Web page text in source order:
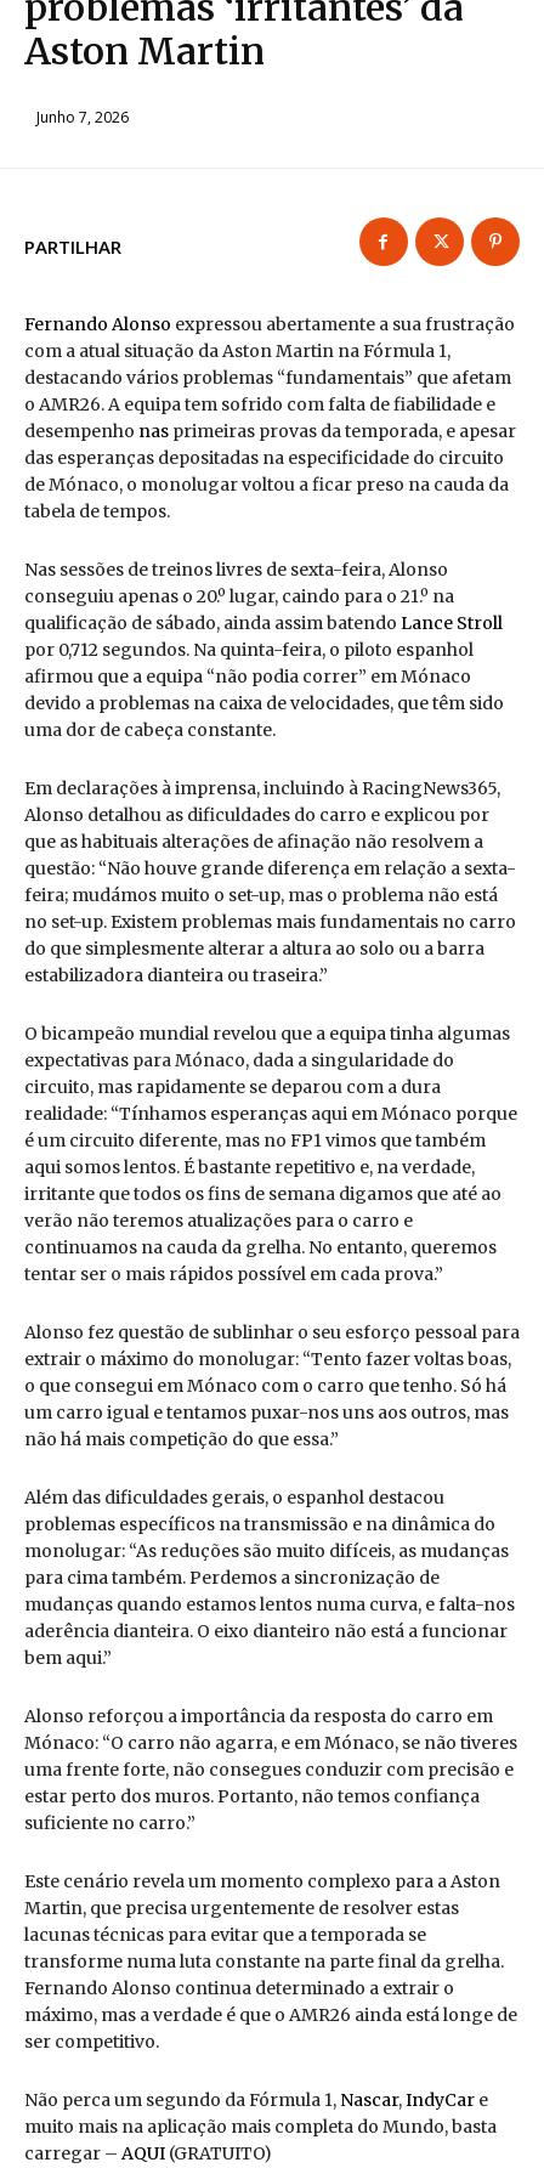
Aston Martin
Junho 7, 2026
PARTILHAR
Fernando Alonso expressou abertamente a sua frustração
com a atual situação da Aston Martin na Fórmula 1,
destacando vários problemas “fundamentais” que afetam
o AMR26. A equipa tem sofrido com falta de fiabilidade e
desempenho nas primeiras provas da temporada, e apesar
das esperanças depositadas na especificidade do circuito
de Mónaco, o monolugar voltou a ficar preso na cauda da
tabela de tempos.
Nas sessões de treinos livres de sexta-feira, Alonso
conseguiu apenas o 20.º lugar, caindo para o 21.º na
qualificação de sábado, ainda assim batendo Lance Stroll
por 0,712 segundos. Na quinta-feira, o piloto espanhol
afirmou que a equipa “não podia correr” em Mónaco
devido a problemas na caixa de velocidades, que têm sido
uma dor de cabeça constante.
Em declarações à imprensa, incluindo à RacingNews365,
Alonso detalhou as dificuldades do carro e explicou por
que as habituais alterações de afinação não resolvem a
questão: “Não houve grande diferença em relação a sexta-
feira; mudámos muito o set-up, mas o problema não está
no set-up. Existem problemas mais fundamentais no carro
do que simplesmente alterar a altura ao solo ou a barra
estabilizadora dianteira ou traseira.”
O bicampeão mundial revelou que a equipa tinha algumas
expectativas para Mónaco, dada a singularidade do
circuito, mas rapidamente se deparou com a dura
realidade: “Tínhamos esperanças aqui em Mónaco porque
é um circuito diferente, mas no FP1 vimos que também
aqui somos lentos. É bastante repetitivo e, na verdade,
irritante que todos os fins de semana digamos que até ao
verão não teremos atualizações para o carro e
continuamos na cauda da grelha. No entanto, queremos
tentar ser o mais rápidos possível em cada prova.”
Alonso fez questão de sublinhar o seu esforço pessoal para
extrair o máximo do monolugar: “Tento fazer voltas boas,
o que consegui em Mónaco com o carro que tenho. Só há
um carro igual e tentamos puxar-nos uns aos outros, mas
não há mais competição do que essa.”
Além das dificuldades gerais, o espanhol destacou
problemas específicos na transmissão e na dinâmica do
monolugar: “As reduções são muito difíceis, as mudanças
para cima também. Perdemos a sincronização de
mudanças quando estamos lentos numa curva, e falta-nos
aderência dianteira. O eixo dianteiro não está a funcionar
bem aqui.”
Alonso reforçou a importância da resposta do carro em
Mónaco: “O carro não agarra, e em Mónaco, se não tiveres
uma frente forte, não consegues conduzir com precisão e
estar perto dos muros. Portanto, não temos confiança
suficiente no carro.”
Este cenário revela um momento complexo para a Aston
Martin, que precisa urgentemente de resolver estas
lacunas técnicas para evitar que a temporada se
transforme numa luta constante na parte final da grelha.
Fernando Alonso continua determinado a extrair o
máximo, mas a verdade é que o AMR26 ainda está longe de
ser competitivo.
Não perca um segundo da Fórmula 1, Nascar,IndyCar e
muito mais na aplicação mais completa do Mundo, basta
carregar – AQUI (GRATUITO)